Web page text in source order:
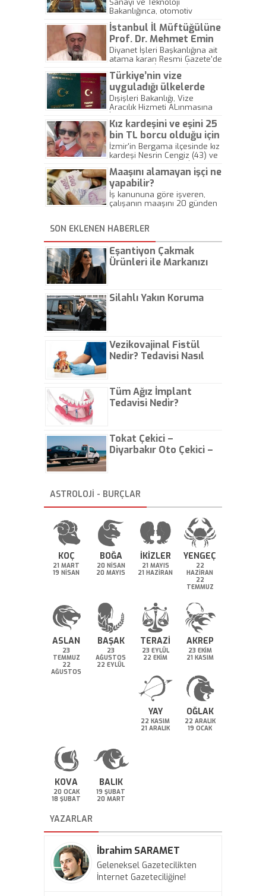
yayımlandı
Bakanlığınca, otomotiv
sanayicilerinin, Birleşik
Krallık'ın AB'den ayrılması
durumunda olumsuz
etkilenmemeleri için otomotiv
ürünlerinin tip onay
geçerliliğinin sürdürülmesine
yönelik düzenlemeye gidildi.
İstanbul İl Müftüğülüne
Prof. Dr. Mehmet Emin
Maşalı atandı
Diyanet İşleri Başkanlığına ait
atama kararı Resmi Gazete'de
yayımlandı. İstanbul İl
Müftülüğüne Prof. Dr. Mehmet
Emin Maşalı görevlendirildi.
Türkiye’nin vize
uyguladığı ülkelerde
yeni aracılık hizmetleri
belirlendi!
Dışişleri Bakanlığı, Vize
Aracılık Hizmeti ALınmasına
İlişkin Yönetmeliği Resmi
Gazete'de yayımladı.
Kız kardeşini ve eşini 25
bin TL borcu olduğu için
öldürdü!
İzmir'in Bergama ilçesinde kız
kardeşi Nesrin Cengiz (43) ve
eşi Taner Cengiz’i (44)
tabancasıyla vurarak öldüren
emekli uzman çavuş Ali Rıza
Avcı (55) tutuklandı. Avcı, borç
olarak verdiği 25 bin TL’yi
damatlarının geri ödememesi
söyledi.
Maaşını alamayan işçi ne
yapabilir?
İş kanununa göre işveren,
çalışanın maaşını 20 günden
isteği ile ayrılabilir. Ayrılırken
de başta kıdem tazminatı
olmak üzere tüm haklarını
alır. Ayrıca zamanında
ödenmeyen ücret için en
SON EKLENEN HABERLER
Eşantiyon Çakmak
Ürünleri ile Markanızı
Silahlı Yakın Koruma
Vezikovajinal Fistül
Nedir? Tedavisi Nasıl
Tüm Ağız İmplant
Tedavisi Nedir?
Tokat Çekici –
Diyarbakır Oto Çekici –
ASTROLOJİ - BURÇLAR
KOÇ
21 MART
19 NİSAN
BOĞA
20 NİSAN
20 MAYIS
İKİZLER
21 MAYIS
21 HAZİRAN
YENGEÇ
22
HAZİRAN
22
TEMMUZ
ASLAN
23
TEMMUZ
22
AĞUSTOS
BAŞAK
23
AĞUSTOS
22 EYLÜL
TERAZİ
23 EYLÜL
22 EKİM
AKREP
23 EKİM
21 KASIM
YAY
22 KASIM
21 ARALIK
OĞLAK
22 ARALIK
19 OCAK
KOVA
20 OCAK
18 ŞUBAT
BALIK
19 ŞUBAT
20 MART
YAZARLAR
İbrahim SARAMET
Geleneksel Gazetecilikten
İnternet Gazeteciliğine!